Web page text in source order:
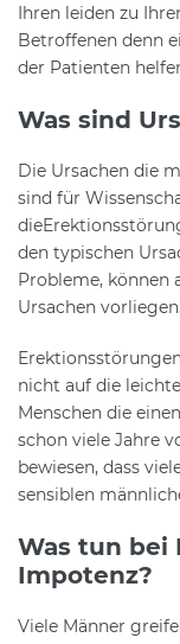
Ihren leiden zu
Betroffenen denn
der Patienten
Was sind
Die Ursachen die
sind für
den typischen
Probleme, können
Ursachen vorliegen.
nicht auf die
Menschen die
schon viele Jahre
bewiesen, dass
sensiblen
Was tun bei
Impotenz?
Viele Männer